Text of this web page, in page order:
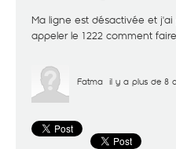
Ma ligne est désactivée et
appeler le 1222 comment
Fatma il y a plus de 8